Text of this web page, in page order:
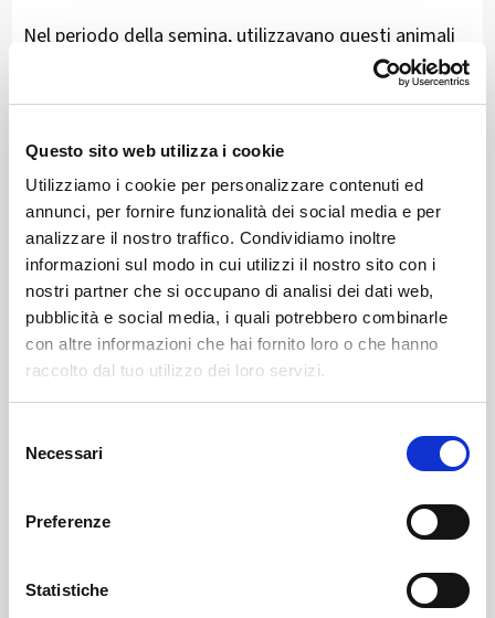
Questo sito web utilizza i cookie
Utilizziamo i cookie per personalizzare contenuti ed
annunci, per fornire funzionalità dei social media e per
analizzare il nostro traffico. Condividiamo inoltre
informazioni sul modo in cui utilizzi il nostro sito con i
nostri partner che si occupano di analisi dei dati web,
pubblicità e social media, i quali potrebbero combinarle
con altre informazioni che hai fornito loro o che hanno
raccolto dal tuo utilizzo dei loro servizi.
delNecessari
Preferenze
Statistiche
Nel periodo della semina, utilizzavano questi animali
per arare i campi. In altre circostanze li impiegavano
per trasporto merce.
Il nomignolo buèe nasce probabilmente dal fatto che,
lontano nel tempo, utilizzavano il bue per trainare
l’altro.
(Un gentile contributo di Mariella della UILDM
Sondrio: memorie raccolte dei suoi genitori)
curiosità
Altri articoli che potrebbero